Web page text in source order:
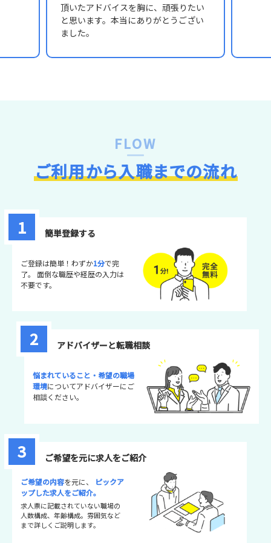
頂いたアドバイスを胸に、頑張りたい
と思います。本当にありがとうござい
ました。
FLOW
ご利用から入職までの流れ
1 簡単登録する
ご登録は簡単！わずか1分で完
了。
面倒な職歴や経歴の入力は
不要です。
2 アドバイザーと転職相談
悩まれていること・希望の職場
環境についてアドバイザーにご
相談ください。
3 ご希望を元に求人をご紹介
ご希望の内容を元に、
ピックア
ップした求人をご紹介。
求人票に記載されていない職場の
人数構成、年齢構成。雰囲気など
まで詳しくご説明します。